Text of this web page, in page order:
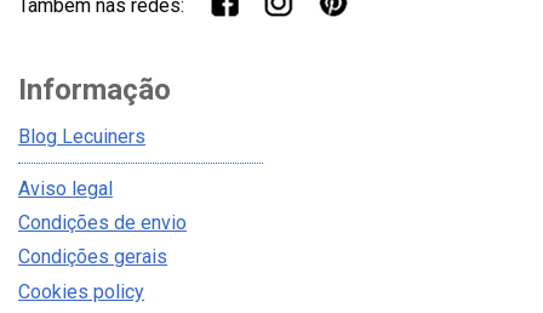
Também nas redes:
Informação
Blog Lecuiners
Aviso legal
Condições de envio
Condições gerais
Cookies policy